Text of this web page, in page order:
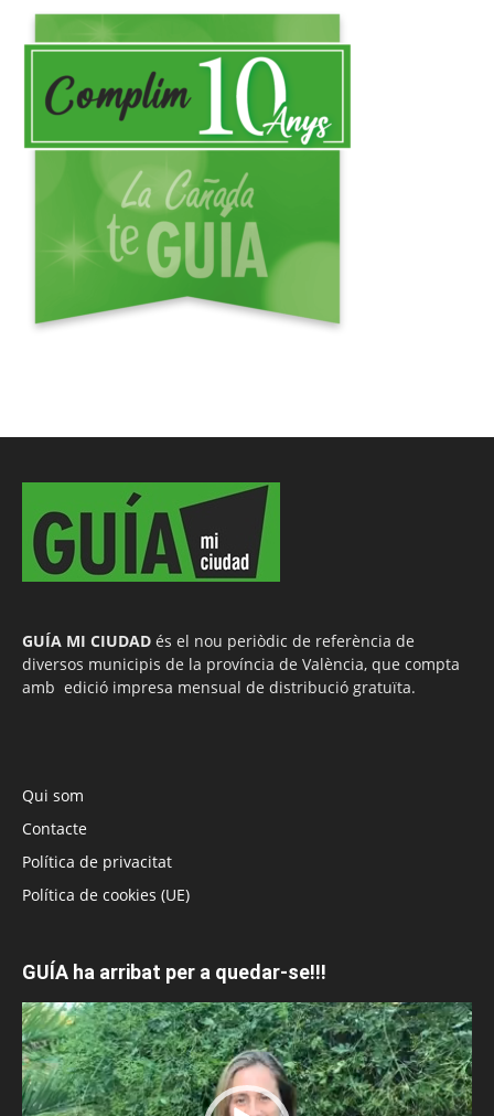
GUÍA MI CIUDAD és el nou periòdic de referència de
diversos municipis de la província de València, que compta
amb edició impresa mensual de distribució gratuïta.
Qui som
Contacte
Política de privacitat
Política de cookies (UE)
GUÍA ha arribat per a quedar-se!!!
Reproductor
de
vídeo